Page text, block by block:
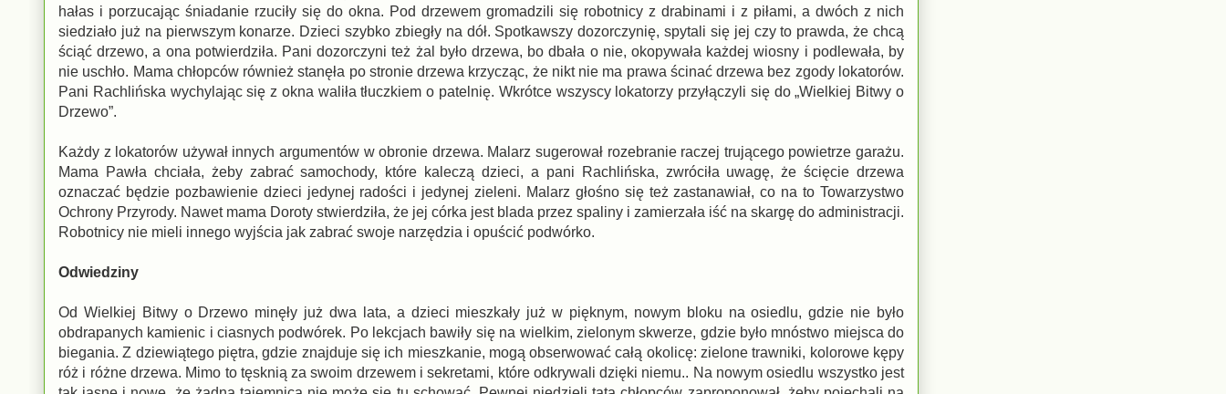
hałas i porzucając śniadanie rzuciły się do okna. Pod drzewem gromadzili się robotnicy z drabinami i z piłami, a dwóch z nich
siedziało już na pierwszym konarze. Dzieci szybko zbiegły na dół. Spotkawszy dozorczynię, spytali się jej czy to prawda, że chcą
ściąć drzewo, a ona potwierdziła. Pani dozorczyni też żal było drzewa, bo dbała o nie, okopywała każdej wiosny i podlewała, by
nie uschło. Mama chłopców również stanęła po stronie drzewa krzycząc, że nikt nie ma prawa ścinać drzewa bez zgody lokatorów.
Pani Rachlińska wychylając się z okna waliła tłuczkiem o patelnię. Wkrótce wszyscy lokatorzy przyłączyli się do „Wielkiej Bitwy o
Drzewo”.
Każdy z lokatorów używał innych argumentów w obronie drzewa. Malarz sugerował rozebranie raczej trującego powietrze garażu.
Mama Pawła chciała, żeby zabrać samochody, które kaleczą dzieci, a pani Rachlińska, zwróciła uwagę, że ścięcie drzewa
oznaczać będzie pozbawienie dzieci jedynej radości i jedynej zieleni. Malarz głośno się też zastanawiał, co na to Towarzystwo
Ochrony Przyrody. Nawet mama Doroty stwierdziła, że jej córka jest blada przez spaliny i zamierzała iść na skargę do administracji.
Robotnicy nie mieli innego wyjścia jak zabrać swoje narzędzia i opuścić podwórko.
Odwiedziny
Od Wielkiej Bitwy o Drzewo minęły już dwa lata, a dzieci mieszkały już w pięknym, nowym bloku na osiedlu, gdzie nie było
obdrapanych kamienic i ciasnych podwórek. Po lekcjach bawiły się na wielkim, zielonym skwerze, gdzie było mnóstwo miejsca do
biegania. Z dziewiątego piętra, gdzie znajduje się ich mieszkanie, mogą obserwować całą okolicę: zielone trawniki, kolorowe kępy
róż i różne drzewa. Mimo to tęsknią za swoim drzewem i sekretami, które odkrywali dzięki niemu.. Na nowym osiedlu wszystko jest